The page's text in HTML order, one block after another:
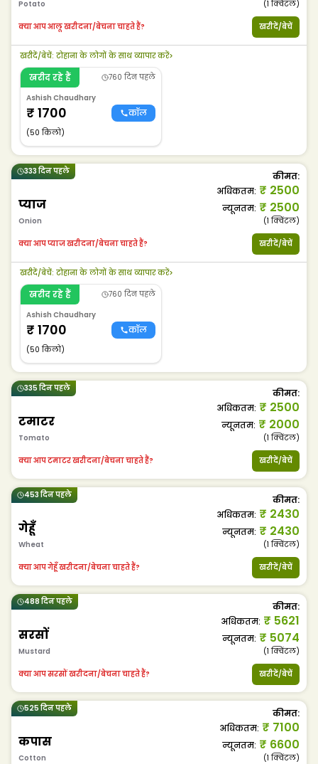
Potato (1क्विंटल)
क्या आप आलू खरीदना/बेचना चाहते हैं? खरीदें/बेचें
खरीदें/बेचें: टोहाना के लोगों के साथ व्यापार करें>
खरीद रहे हैं
760 दिन पहले
Ashish Chaudhary
₹ 1700 कॉल
(50 किलो)
333 दिन पहले
प्याज
Onion
कीमत:
अधिकतम: ₹ 2500
न्यूनतम: ₹ 2500
(1क्विंटल)
क्या आप प्याज खरीदना/बेचना चाहते हैं? खरीदें/बेचें
खरीदें/बेचें: टोहाना के लोगों के साथ व्यापार करें>
खरीद रहे हैं
760 दिन पहले
Ashish Chaudhary
₹ 1700 कॉल
(50 किलो)
335 दिन पहले
टमाटर
Tomato
कीमत:
अधिकतम: ₹ 2500
न्यूनतम: ₹ 2000
(1क्विंटल)
क्या आप टमाटर खरीदना/बेचना चाहते हैं? खरीदें/बेचें
453 दिन पहले
गेहूँ
Wheat
कीमत:
अधिकतम: ₹ 2430
न्यूनतम: ₹ 2430
(1क्विंटल)
क्या आप गेहूँ खरीदना/बेचना चाहते हैं? खरीदें/बेचें
488 दिन पहले
सरसों
Mustard
कीमत:
अधिकतम: ₹ 5621
न्यूनतम: ₹ 5074
(1क्विंटल)
क्या आप सरसों खरीदना/बेचना चाहते हैं? खरीदें/बेचें
525 दिन पहले
कपास
Cotton
कीमत:
अधिकतम: ₹ 7100
न्यूनतम: ₹ 6600
(1क्विंटल)